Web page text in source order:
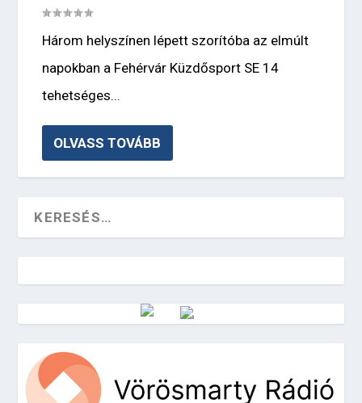
Három helyszínen lépett szorítóba az elmúlt
napokban a Fehérvár Küzdősport SE 14
tehetséges...
OLVASS TOVÁBB
Vörösmarty Rádió